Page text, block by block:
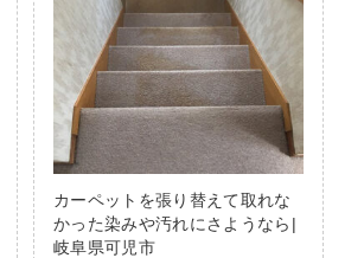
カーペットを張り替えて取れな
かった染みや汚れにさようなら|
岐阜県可児市